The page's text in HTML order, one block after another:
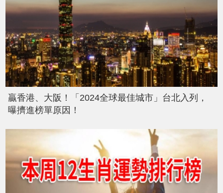
贏香港、大阪！「2024全球最佳城市」台北入列，
曝擠進榜單原因！